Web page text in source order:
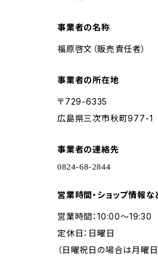
事業者の名称
福原啓文（販売責任者）
事業者の所在地
〒729-6335
広島県三次市秋町977-1
事業者の連絡先
営業時間・ショップ情報な
営業時間：10:00～19:30
定休日：日曜日
（日曜祝日の場合は月曜